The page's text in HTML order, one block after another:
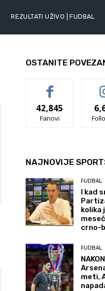
REZULTATI UŽIVO | FUDBAL
OSTANITE
42,845
Fanovi
NAJNOVIJE
FUDBAL
I kad
kolika
crno-
FUDBAL
meti,